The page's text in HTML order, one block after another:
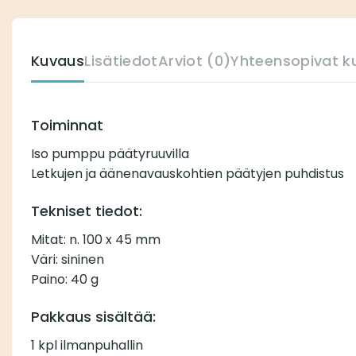
KuvausLisätiedotArviot (0)Yhteensopivat
Toiminnat
Iso pumppu päätyruuvilla
Letkujen ja äänenavauskohtien päätyjen puhdistus
Tekniset tiedot:
Mitat: n. 100 x 45 mm
Väri: sininen
Paino: 40 g
Pakkaus sisältää:
1 kpl ilmanpuhallin